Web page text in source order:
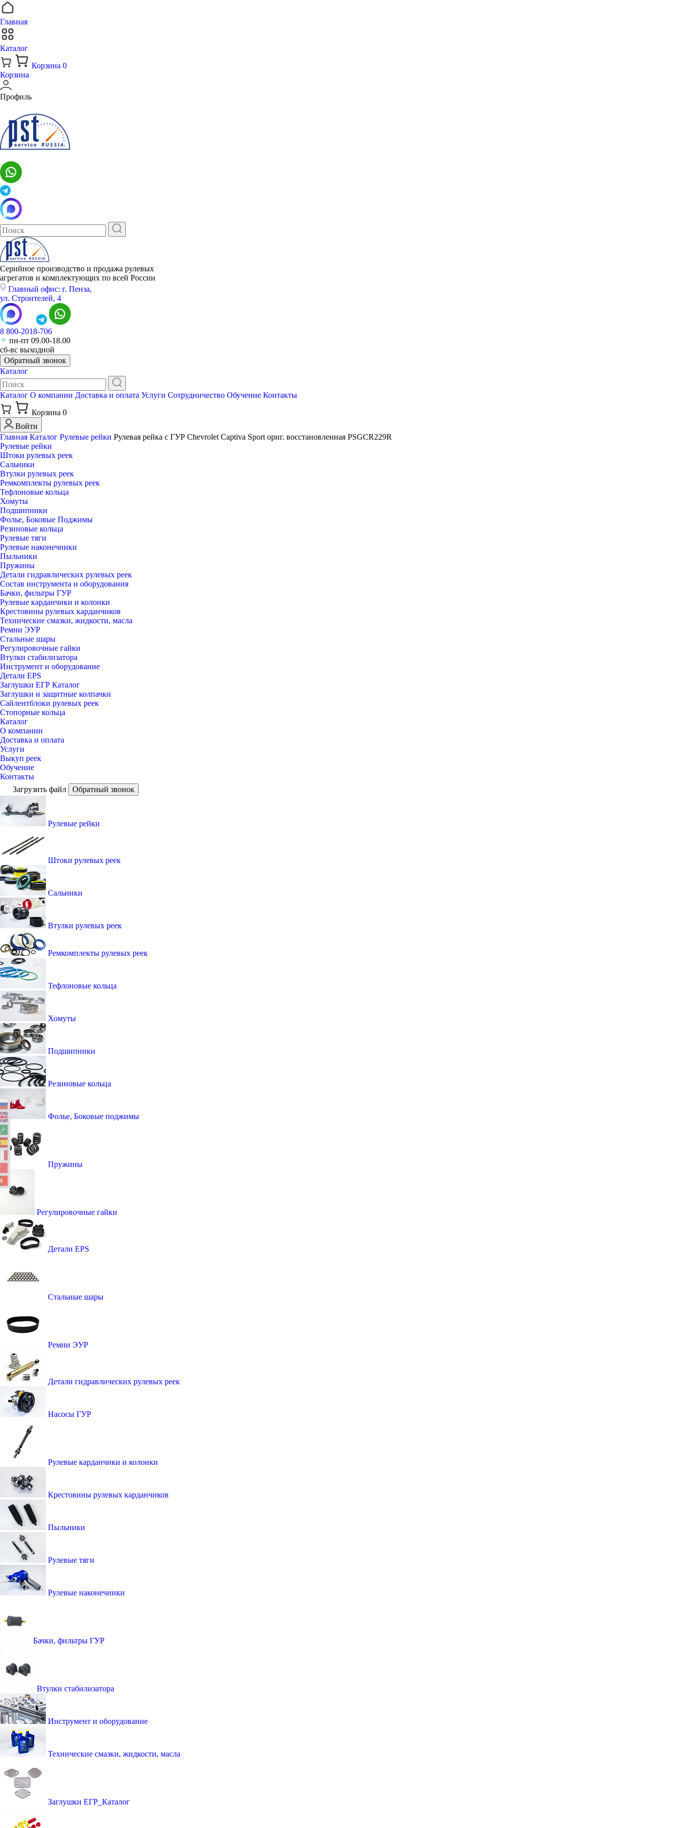
Главная
Каталог
Корзина 0
Корзина
Профиль
Серийное производство и продажа рулевых
агрегатов и комплектующих по всей России
Главный офис: г. Пенза,
ул. Строителей, 4
8 800-2018-706
пн-пт 09.00-18.00
сб-вс выходной
Обратный звонок
Каталог
Каталог О компании Доставка и оплата Услуги Сотрудничество Обучение Контакты
Корзина 0
Войти
Главная Каталог Рулевые рейки Рулевая рейка с ГУР Chevrolet Captiva Sport ориг. восстановленная PSGCR229R
Рулевые рейки
Штоки рулевых реек
Сальники
Втулки рулевых реек
Ремкомплекты рулевых реек
Тефлоновые кольца
Хомуты
Подшипники
Фолье, Боковые Поджимы
Резиновые кольца
Рулевые тяги
Рулевые наконечники
Пыльники
Пружины
Детали гидравлических рулевых реек
Состав инструмента и оборудования
Бачки, фильтры ГУР
Рулевые карданчики и колонки
Крестовины рулевых карданчиков
Технические смазки, жидкости, масла
Ремни ЭУР
Стальные шары
Регулировочные гайки
Втулки стабилизатора
Инструмент и оборудование
Детали EPS
Заглушки ЕГР Каталог
Заглушки и защитные колпачки
Сайлентблоки рулевых реек
Стопорные кольца
Каталог
О компании
Доставка и оплата
Услуги
Выкуп реек
Обучение
Контакты
Загрузить файл
Обратный звонок
Рулевые рейки
Штоки рулевых реек
Сальники
Втулки рулевых реек
Ремкомплекты рулевых реек
Тефлоновые кольца
Хомуты
Подшипники
Резиновые кольца
Фолье, Боковые поджимы
Пружины
Регулировочные гайки
Детали EPS
Стальные шары
Ремни ЭУР
Детали гидравлических рулевых реек
Насосы ГУР
Рулевые карданчики и колонки
Крестовины рулевых карданчиков
Пыльники
Рулевые тяги
Рулевые наконечники
Бачки, фильтры ГУР
Втулки стабилизатора
Инструмент и оборудование
Технические смазки, жидкости, масла
Заглушки ЕГР_Каталог